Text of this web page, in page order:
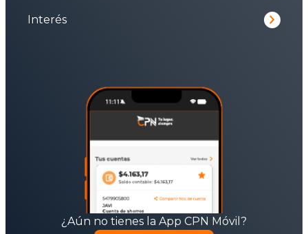
Interés keyboard_arrow_right
¿Aún no tienes la App CPN Móvil?